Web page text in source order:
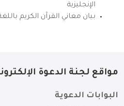
الإنجليزية
بيان معاني القرآن الكريم
مواقع لجنة الدعوة
البوابات الدعوية